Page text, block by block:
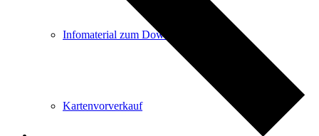
Infomaterial zum Download
Kartenvorverkauf